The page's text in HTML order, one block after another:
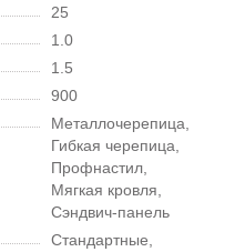
25
1.0
1.5
900
Металлочерепица,
Гибкая черепица,
Профнастил,
Мягкая кровля,
Сэндвич-панель
Стандартные,